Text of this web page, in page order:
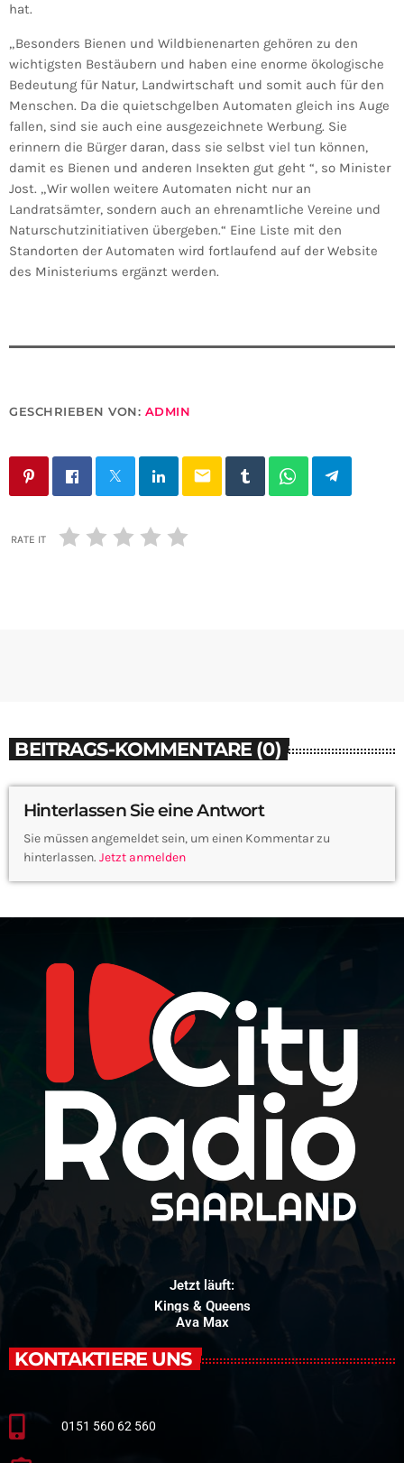
hat.
„Besonders Bienen und Wildbienenarten gehören zu den
wichtigsten Bestäubern und haben eine enorme ökologische
Bedeutung für Natur, Landwirtschaft und somit auch für den
Menschen. Da die quietschgelben Automaten gleich ins Auge
fallen, sind sie auch eine ausgezeichnete Werbung. Sie
erinnern die Bürger daran, dass sie selbst viel tun können,
damit es Bienen und anderen Insekten gut geht “, so Minister
Jost. „Wir wollen weitere Automaten nicht nur an
Landratsämter, sondern auch an ehrenamtliche Vereine und
Naturschutzinitiativen übergeben.“ Eine Liste mit den
Standorten der Automaten wird fortlaufend auf der Website
des Ministeriums ergänzt werden.
GESCHRIEBEN VON: ADMIN
email
RATE IT
BEITRAGS-KOMMENTARE (0)
Hinterlassen Sie eine Antwort
Sie müssen angemeldet sein, um einen Kommentar zu
hinterlassen. Jetzt anmelden
Jetzt läuft:
Kings & Queens
Ava Max
KONTAKTIERE UNS
0151 560 62 560